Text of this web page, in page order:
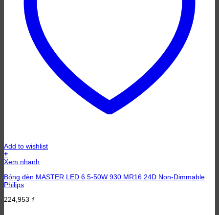
Add to wishlist
+
Xem nhanh
Bóng đèn MASTER LED 6.5-50W 930 MR16 24D Non-Dimmable
Philips
224,953 ₫